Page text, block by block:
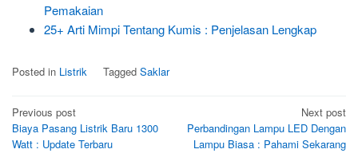
Pemakaian
25+ Arti Mimpi Tentang Kumis : Penjelasan Lengkap
Posted in Listrik Tagged Saklar
Post
navigation
Previous post
Biaya Pasang Listrik Baru 1300
Watt : Update Terbaru
Next post
Perbandingan Lampu LED Dengan
Lampu Biasa : Pahami Sekarang